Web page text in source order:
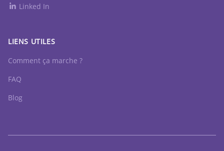
Linked In
LIENS UTILES
Comment ça marche ?
FAQ
Blog